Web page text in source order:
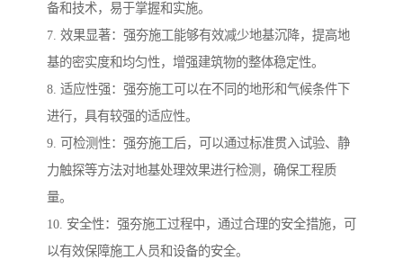
备和技术，易于掌握和实施。
7. 效果显著：强夯施工能够有效减少地基沉降，提高地
基的密实度和均匀性，增强建筑物的整体稳定性。
8. 适应性强：强夯施工可以在不同的地形和气候条件下
进行，具有较强的适应性。
9. 可检测性：强夯施工后，可以通过标准贯入试验、静
力触探等方法对地基处理效果进行检测，确保工程质
量。
10. 安全性：强夯施工过程中，通过合理的安全措施，可
以有效保障施工人员和设备的安全。